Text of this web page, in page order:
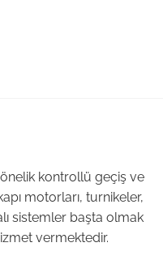
kontrollü geçiş ve
motorları, turnikeler,
sistemler başta olmak
vermektedir.